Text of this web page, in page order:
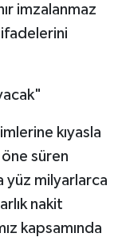
imzalanmaz
ifadelerini
kıyasla
süren
yüz milyarlarca
nakit
kapsamında